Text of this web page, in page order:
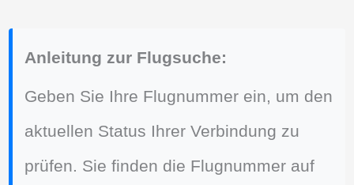
Anleitung zur Flugsuche:
Geben Sie Ihre Flugnummer ein, um den
aktuellen Status Ihrer Verbindung zu
prüfen. Sie finden die Flugnummer auf